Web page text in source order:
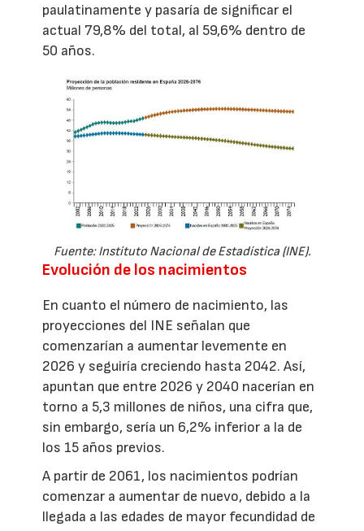
paulatinamente y pasaría de significar el
actual 79,8% del total, al 59,6% dentro de
50 años.
Fuente: Instituto Nacional de Estadística (INE).
Evolución de los nacimientos
En cuanto el número de nacimiento, las
proyecciones del INE señalan que
comenzarían a aumentar levemente en
2026 y seguiría creciendo hasta 2042. Así,
apuntan que entre 2026 y 2040 nacerían en
torno a 5,3 millones de niños, una cifra que,
sin embargo, sería un 6,2% inferior a la de
los 15 años previos.
A partir de 2061, los nacimientos podrían
comenzar a aumentar de nuevo, debido a la
llegada a las edades de mayor fecundidad de